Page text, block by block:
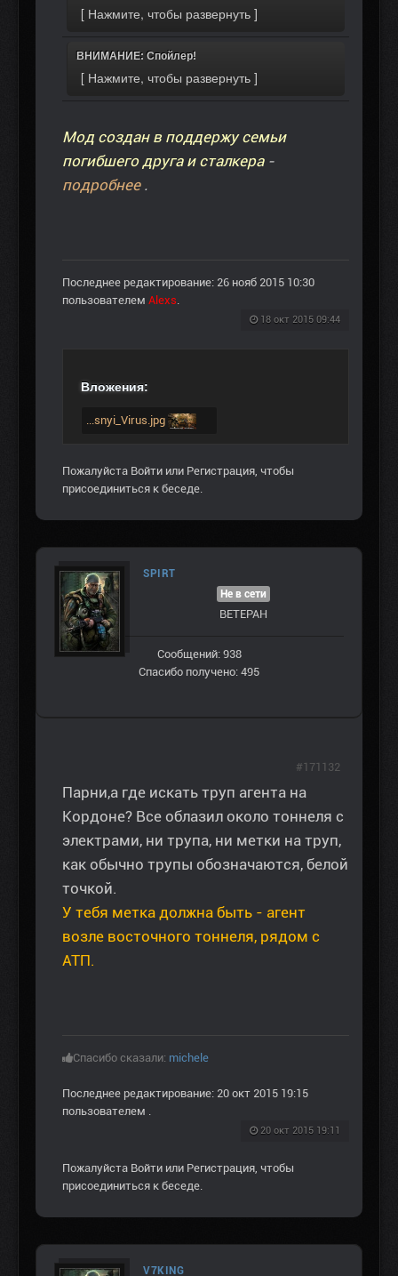
ВНИМАНИЕ: Спойлер!
Мод создан в поддержу семьи
погибшего друга и сталкера-
подробнее.
Последнее редактирование: 26 нояб 2015 10:30
пользователем Alexs.
18 окт 2015 09:44
Вложения:
...snyi_Virus.jpg
Пожалуйста Войти или Регистрация, чтобы
присоединиться к беседе.
SPIRT
Не в сети
ВЕТЕРАН
Сообщений: 938
Спасибо получено: 495
Парни,а где искать труп агента на
Кордоне? Все облазил около тоннеля с
электрами, ни трупа, ни метки на труп,
как обычно трупы обозначаются, белой
точкой.
У тебя метка должна быть - агент
возле восточного тоннеля, рядом с
АТП.
Спасибо сказали: michele
Последнее редактирование: 20 окт 2015 19:15
пользователем .
20 окт 2015 19:11
#171132
Пожалуйста Войти или Регистрация, чтобы
присоединиться к беседе.
V7KING